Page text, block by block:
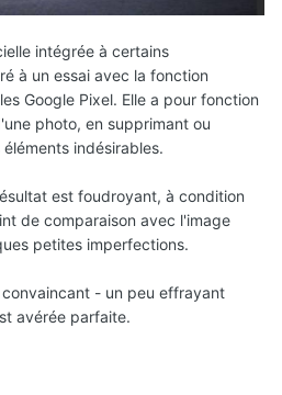
intégrée à certains
à un essai avec la fonction
Google Pixel. Elle a pour fonction
photo, en supprimant ou
indésirables.
est foudroyant, à condition
de comparaison avec l'image
petites imperfections.
- un peu effrayant
avérée parfaite.